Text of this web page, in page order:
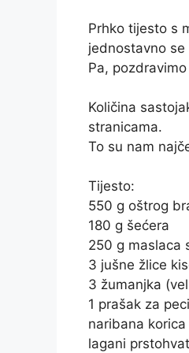
Prhko tijesto s
jednostavno
Pa,
Količina
stranicama.
To su nam
Tijesto:
550 g oštrog
180 g šećera
250 g maslaca
3 jušne žlice
3 žumanjka
1 prašak za
naribana korica
lagani